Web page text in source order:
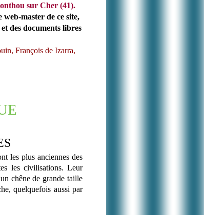
sur Cher (41).
web-master de ce site,
des documents libres
François de Izarra,
les plus anciennes des
les civilisations. Leur
chêne de grande taille
quelquefois aussi par